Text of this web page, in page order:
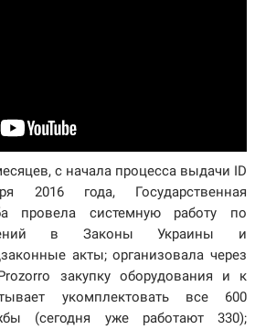
с начала процесса выдачи ID
2016 года, Государственная
провела системную работу по
в Законы Украины и
акты; организовала через
закупку оборудования и к
укомплектовать все 600
(сегодня уже работают 330);